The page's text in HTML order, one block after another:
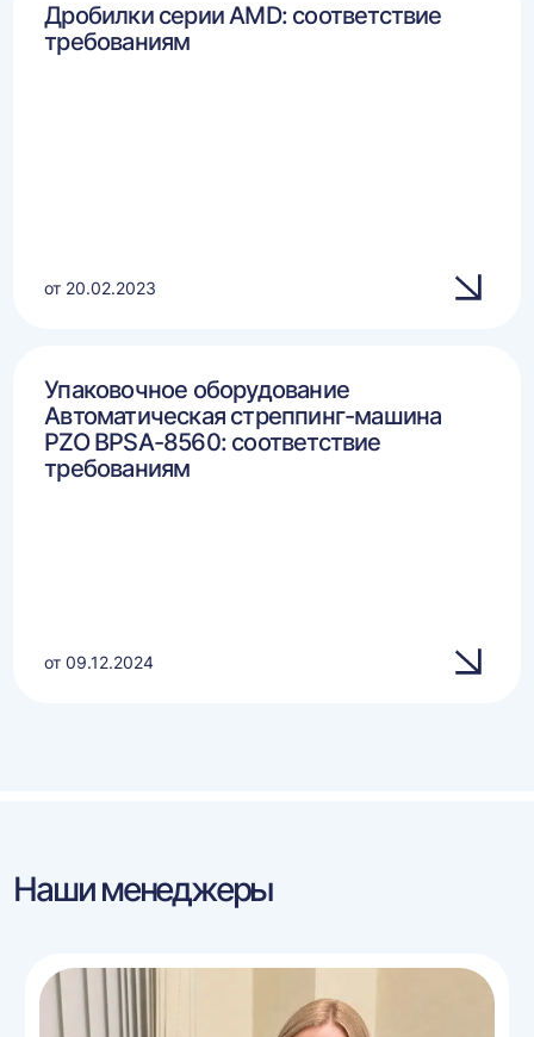
Дробилки серии AMD: соответствие
требованиям
от 20.02.2023
Упаковочное оборудование
Автоматическая стреппинг-машина
PZO BPSA-8560: соответствие
требованиям
от 09.12.2024
Наши менеджеры